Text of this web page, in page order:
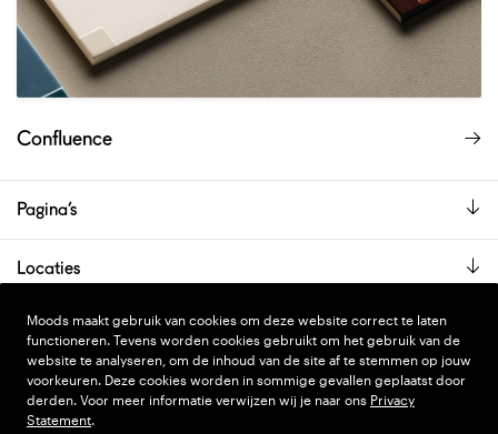
Confluence
Pagina’s
Locaties
De showroom is alleen op afspraak geopend.
PRIVACY STATEMENT
ALGEMENE VOORWAARDEN
DESIGN WONDERLAND
Moods maakt gebruik van cookies om deze website correct te laten
functioneren. Tevens worden cookies gebruikt om het gebruik van de
website te analyseren, om de inhoud van de site af te stemmen op jouw
voorkeuren. Deze cookies worden in sommige gevallen geplaatst door
derden. Voor meer informatie verwijzen wij je naar ons Privacy
Statement.